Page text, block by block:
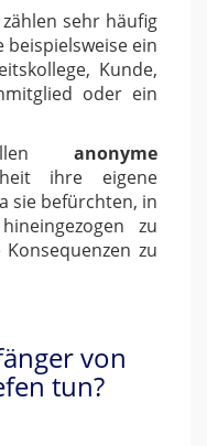
sehr häufig
beispielsweise ein
Kunde,
oder ein
anonyme
ihre eigene
sie befürchten, in
zu
zu
von
tun?